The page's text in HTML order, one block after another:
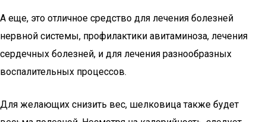
А еще, это отличное средство для лечения болезней
нервной системы, профилактики авитаминоза, лечения
сердечных болезней, и для лечения разнообразных
воспалительных процессов.
Для желающих снизить вес, шелковица также будет